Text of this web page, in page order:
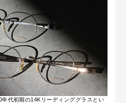
代初期の14Kリーディンググラスとい